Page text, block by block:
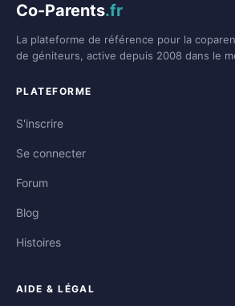
Co-Parents.fr
La plateforme de référence pour la
de géniteurs, active depuis 2008 dans le
PLATEFORME
S'inscrire
Se connecter
Forum
Blog
Histoires
AIDE & LÉGAL